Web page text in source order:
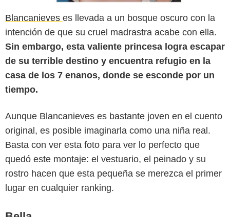
Blancanieves es llevada a un bosque oscuro con la
intención de que su cruel madrastra acabe con ella.
Sin embargo, esta valiente princesa logra escapar
de su terrible destino y encuentra refugio en la
casa de los 7 enanos, donde se esconde por un
tiempo.
Aunque Blancanieves es bastante joven en el cuento
original, es posible imaginarla como una niña real.
Basta con ver esta foto para ver lo perfecto que
quedó este montaje: el vestuario, el peinado y su
rostro hacen que esta pequeña se merezca el primer
lugar en cualquier ranking.
SensaCine